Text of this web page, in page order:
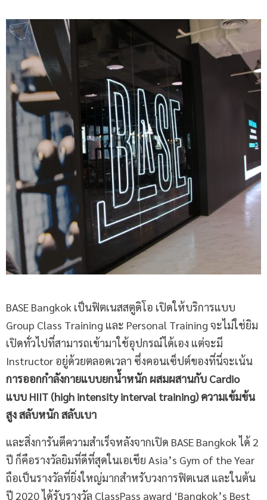
BASE Bangkok เป็นฟิตเนสสตูดิโอ เปิดให้บริการแบบ
Group Class Training และ Personal Training จะไม่ใช่ยิม
เปิดทั่วไปที่สามารถเข้ามาใช้อุปกรณ์ได้เอง แต่จะมี
Instructor อยู่ด้วยตลอดเวลา ซึ่งคอนเซ็ปต์ของที่นี่จะเน้น
การออกกำลังกายแบบยกน้ำหนัก ผสมผสานกับ Cardio
แบบ HIIT (high intensity interval training) ความเข้มข้น
สูง สลับหนัก สลับเบา
และสิ่งการันตีความสำเร็จหลังจากเปิด BASE Bangkok ได้ 2
ปี ก็คือรางวัลยิมที่ดีที่สุดในเอเชีย Asia’s Gym of the Year
ถือเป็นรางวัลที่ยิ่งใหญ่มากสำหรับวงการฟิตเนส และในต้น
ปี 2020 ได้รับรางวัล ClassPass award ‘Bangkok’s Best